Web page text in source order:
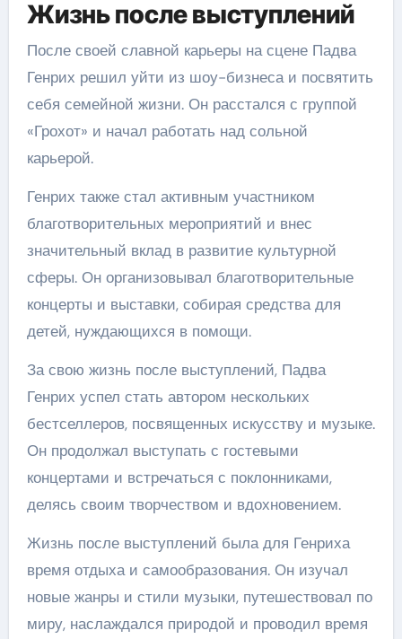
Жизнь после выступлений
После своей славной карьеры на сцене Падва
Генрих решил уйти из шоу-бизнеса и посвятить
себя семейной жизни. Он расстался с группой
«Грохот» и начал работать над сольной
карьерой.
Генрих также стал активным участником
благотворительных мероприятий и внес
значительный вклад в развитие культурной
сферы. Он организовывал благотворительные
концерты и выставки, собирая средства для
детей, нуждающихся в помощи.
За свою жизнь после выступлений, Падва
Генрих успел стать автором нескольких
бестселлеров, посвященных искусству и музыке.
Он продолжал выступать с гостевыми
концертами и встречаться с поклонниками,
делясь своим творчеством и вдохновением.
Жизнь после выступлений была для Генриха
время отдыха и самообразования. Он изучал
новые жанры и стили музыки, путешествовал по
миру, наслаждался природой и проводил время